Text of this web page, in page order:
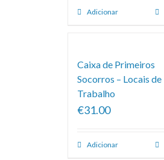
Adicionar
Caixa de Primeiros
Socorros – Locais de
Trabalho
€31.00
Adicionar